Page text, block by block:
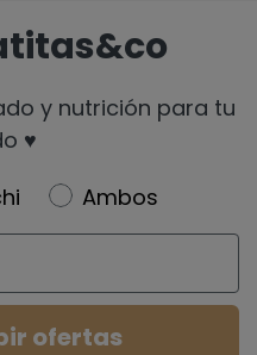
y nutrición para tu
♥️
Ambos
ofertas